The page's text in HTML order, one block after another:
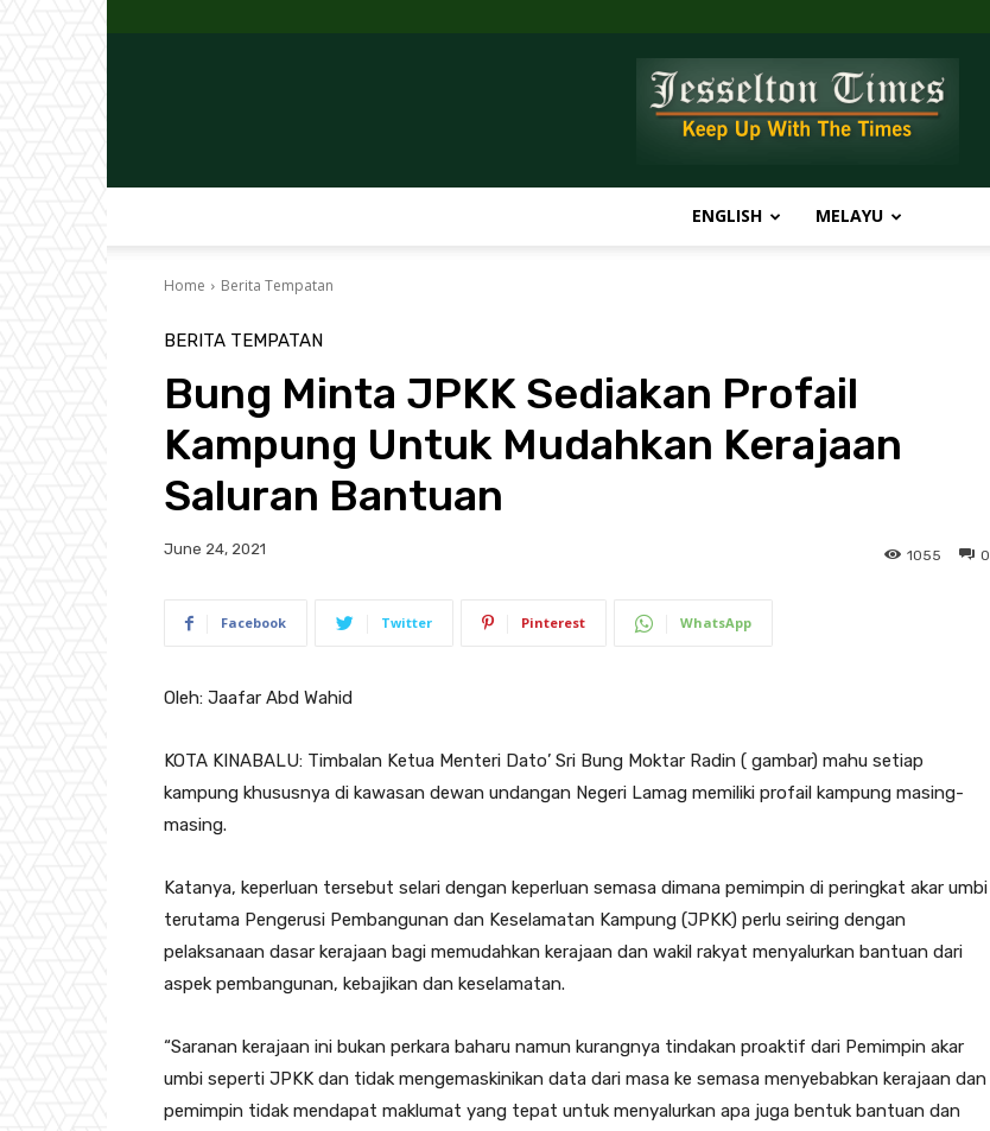
Times
ENGLISH MELAYU
Home Berita Tempatan
BERITA TEMPATAN
Bung Minta JPKK Sediakan Profail
Kampung Untuk Mudahkan Kerajaan
Saluran Bantuan
June 24, 2021 0
1055
Facebook Twitter Pinterest WhatsApp
Oleh: Jaafar Abd Wahid
KOTA KINABALU: Timbalan Ketua Menteri Dato’ Sri Bung Moktar Radin ( gambar) mahu setiap
kampung khususnya di kawasan dewan undangan Negeri Lamag memiliki profail kampung masing-
masing.
Katanya, keperluan tersebut selari dengan keperluan semasa dimana pemimpin di peringkat akar umbi
terutama Pengerusi Pembangunan dan Keselamatan Kampung (JPKK) perlu seiring dengan
pelaksanaan dasar kerajaan bagi memudahkan kerajaan dan wakil rakyat menyalurkan bantuan dari
aspek pembangunan, kebajikan dan keselamatan.
“Saranan kerajaan ini bukan perkara baharu namun kurangnya tindakan proaktif dari Pemimpin akar
umbi seperti JPKK dan tidak mengemaskinikan data dari masa ke semasa menyebabkan kerajaan dan
pemimpin tidak mendapat maklumat yang tepat untuk menyalurkan apa juga bentuk bantuan dan